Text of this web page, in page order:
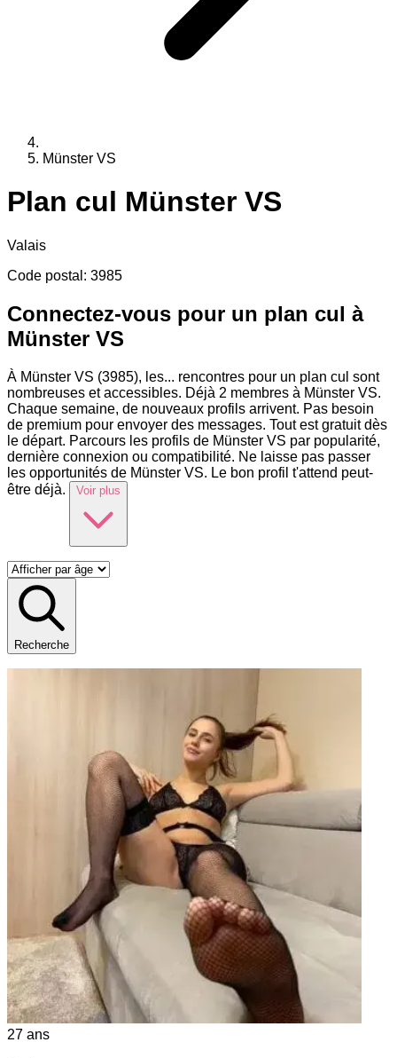
Münster VS
Plan cul Münster VS
Valais
Code postal : 3985
Connectez-vous pour un plan cul à
Münster VS
À Münster VS (3985), les... rencontres pour un plan cul sont
nombreuses et accessibles. Déjà 2 membres à Münster VS.
Chaque semaine, de nouveaux profils arrivent. Pas besoin
de premium pour envoyer des messages. Tout est gratuit dès
le départ. Parcours les profils de Münster VS par popularité,
dernière connexion ou compatibilité. Ne laisse pas passer
les opportunités de Münster VS. Le bon profil t'attend peut-
être déjà.
Voir plus
Recherche
27 ans